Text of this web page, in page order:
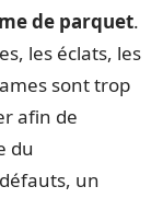
de parquet.
les éclats, les
sont trop
afin de
du
un